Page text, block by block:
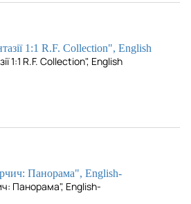
1:1 R.F. Collection", English
Панорама", English-